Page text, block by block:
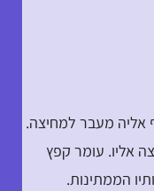
אליה מעבר למחיצה.
אליו. עומר קפץ
הממתינות.